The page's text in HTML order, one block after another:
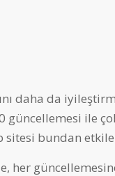
daha da
güncellemesi ile
sitesi bundan
her